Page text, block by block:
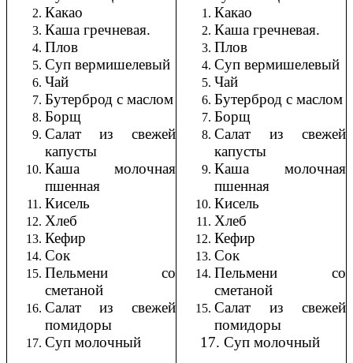
Какао
Каша гречневая.
Плов
Суп вермишелевый
Чай
Бутерброд с маслом
Борщ
Салат из свежей
капусты
Каша молочная
пшенная
Кисель
Хлеб
Кефир
Сок
Пельмени со
сметаной
Салат из свежей
помидоры
Суп молочный
Какао
Каша гречневая.
Плов
Суп вермишелевый
Чай
Бутерброд с маслом
Борщ
Салат из свежей
капусты
Каша молочная
пшенная
Кисель
Хлеб
Кефир
Сок
Пельмени со
сметаной
Салат из свежей
помидоры
17. Суп молочный